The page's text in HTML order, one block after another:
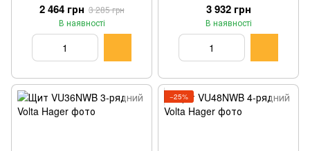
2 464 грн 3 285 грн
В наявності
3 932 грн
В наявності
−25%